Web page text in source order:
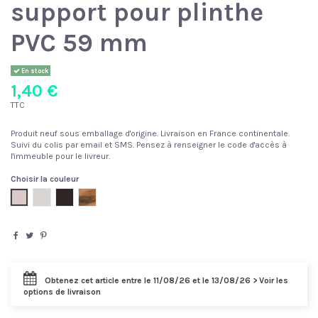
support pour plinthe
PVC 59 mm
En stock
1,40 €
TTC
Produit neuf sous emballage d'origine. Livraison en France continentale.
Suivi du colis par email et SMS. Pensez à renseigner le code d'accès à
l'immeuble pour le livreur.
Choisir la couleur
Chêne de sardaigne
Chêne d'aspen
Wenge noirVieux noyer
Obtenez cet article entre le 11/08/26 et le 13/08/26 > Voir les
options de livraison